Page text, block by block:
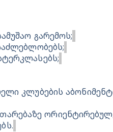
გარემოს;
კლუბების